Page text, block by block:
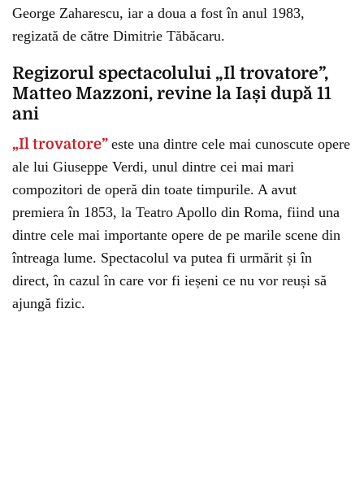
George Zaharescu, iar a doua a fost în anul 1983,
regizată de către Dimitrie Tăbăcaru.
Regizorul spectacolului „Il trovatore”,
Matteo Mazzoni, revine la Iași după 11
ani
„Il trovatore” este una dintre cele mai cunoscute opere
ale lui Giuseppe Verdi, unul dintre cei mai mari
compozitori de operă din toate timpurile. A avut
premiera în 1853, la Teatro Apollo din Roma, fiind una
dintre cele mai importante opere de pe marile scene din
întreaga lume. Spectacolul va putea fi urmărit și în
direct, în cazul în care vor fi ieșeni ce nu vor reuși să
ajungă fizic.